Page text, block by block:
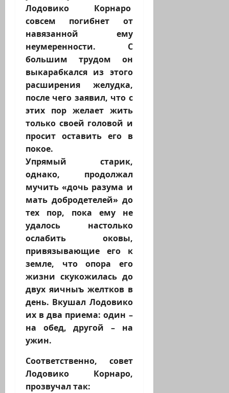
Лодовико Корнаро
совсем погибнет от
навязанной ему
неумеренности. С
большим трудом он
выкарабкался из этого
расширения желудка,
после чего заявил, что с
этих пор желает жить
только своей головой и
просит оставить его в
покое.
Упрямый старик,
однако, продолжал
мучить «дочь разума и
мать добродетелей» до
тех пор, пока ему не
удалось настолько
ослабить оковы,
привязывающие его к
земле, что опора его
жизни скукожилась до
двух яичныъ желтков в
день. Вкушал Лодовико
их в два приема: один –
на обед, другой – на
ужин.
Соответственно, совет
Лодовико Корнаро,
прозвучал так: